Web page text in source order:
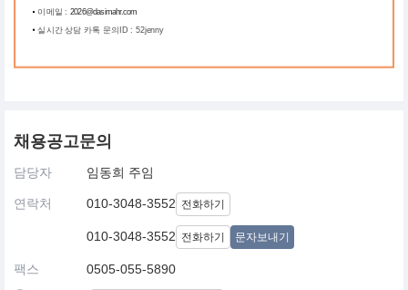
이메일 :2026@dasimahr.com
실시간 상담 카톡 문의ID : 52jenny
채용공고문의
담당자 임동희 주임
연락처 010-3048-3552 전화하기
010-3048-3552 전화하기 문자보내기
팩스 0505-055-5890